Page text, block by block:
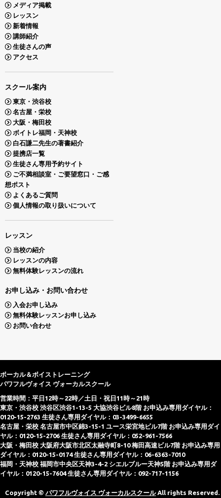
メディア掲載
レッスン
新着情報
講師紹介
生徒さんの声
アクセス
スクール案内
東京・渋谷校
名古屋・栄校
大阪・梅田校
ボイトレ福岡・天神校
白石謙二先生の著書紹介
提携店一覧
生徒さん専用予約サイト
ご不満相談室・ご要望窓口・ご感
想ポスト
よくあるご質問
個人情報の取り扱いについて
レッスン
当校の紹介
レッスンの内容
無料体験レッスンの流れ
お申し込み・お問い合わせ
入会お申し込み
無料体験レッスンお申し込み
お問い合わせ
ボーカル＆ボイストレーニング
パワフルヴォイス ヴォーカルスクール
営業時間：平日12時～22時／土日・祝日11時～21時
東京・渋谷校 渋谷区渋谷1-13-5 大協渋谷ビル8階 お申込み専用ダイヤル：
0120-15-2763 生徒さん専用ダイヤル：03-3499-6655
名古屋・栄校 名古屋市中区錦3-15-1 ユース栄宮地ビル7階 お申込み専用ダイ
ヤル：0120-15-2706 生徒さん専用ダイヤル：052-961-7566
大阪・梅田校 大阪府大阪市北区太融寺町8-10 梅田高速ビル7階 お申込み専用
ダイヤル：0120-15-0174 生徒さん専用ダイヤル：06-6363-7010
福岡・天神校 福岡市中央区天神3-4-2 シエルブルー天神5階 お申込み専用ダ
イヤル：0120-15-7604 生徒さん専用ダイヤル：092-717-1156
Copyright © パワフルヴォイス ヴォーカルスクールAll rights Reserved.